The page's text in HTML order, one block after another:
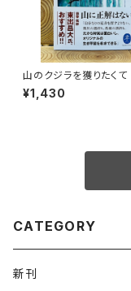
山のクジラを獲りたく
忍び猟記（文庫版）
¥1,430
CATEGORY
新刊